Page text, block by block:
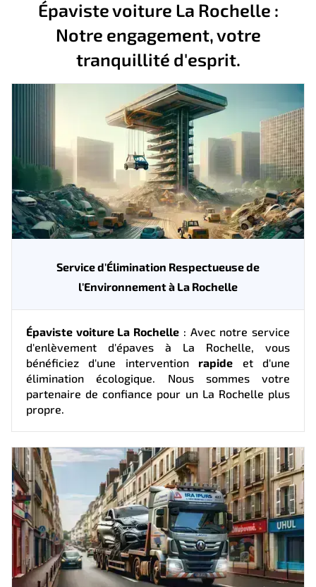
Épaviste voiture La Rochelle :
Notre engagement, votre
tranquillité d'esprit.
Service d'Élimination Respectueuse de
l'Environnement à La Rochelle
Épaviste voiture La Rochelle : Avec notre service
d'enlèvement d'épaves à La Rochelle, vous
bénéficiez d'une intervention rapide et d'une
élimination écologique. Nous sommes votre
partenaire de confiance pour un La Rochelle plus
propre.